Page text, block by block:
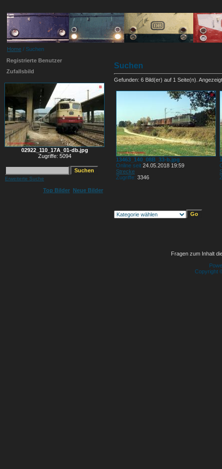
Home / Suchen
Registrierte Benutzer
Zufallsbild
02922_110_17A_01-db.jpg
Zugriffe: 5094
Erweiterte Suche
Top Bilder Neue Bilder
Suchen
Gefunden: 6 Bild(er) auf 1 Seite(n).
13463_140_08B_33-b.jpg
Online seit 24.05.2018 19:59
Strecke
Zugriffe: 3346
Fragen zum Inhalt
Copyright